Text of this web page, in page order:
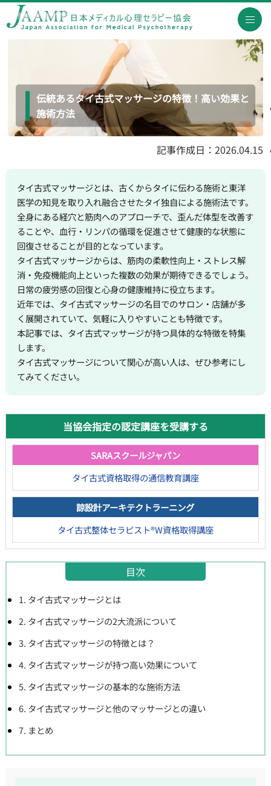
伝統あるタイ古式マッサージの特徴！高い効果と
施術方法
記事作成日：2026.04.15
タイ古式マッサージとは、古くからタイに伝わる施術と東洋
医学の知見を取り入れ融合させたタイ独自による施術法です。
全身にある経穴と筋肉へのアプローチで、歪んだ体型を改善す
ることや、血行・リンパの循環を促進させて健康的な状態に
回復させることが目的となっています。
タイ古式マッサージからは、筋肉の柔軟性向上・ストレス解
消・免疫機能向上といった複数の効果が期待できるでしょう。
日常の疲労感の回復と心身の健康維持に役立ちます。
近年では、タイ古式マッサージの名目でのサロン・店舗が多
く展開されていて、気軽に入りやすいことも特徴です。
本記事では、タイ古式マッサージが持つ具体的な特徴を特集
します。
タイ古式マッサージについて関心が高い人は、ぜひ参考にし
てみてください。
当協会指定の認定講座を受講する
SARAスクールジャパン
タイ古式資格取得の通信教育講座
諒設計アーキテクトラーニング
タイ古式整体セラピスト®W資格取得講座
目次
1. タイ古式マッサージとは
2. タイ古式マッサージの2大流派について
3. タイ古式マッサージの特徴とは？
4. タイ古式マッサージが持つ高い効果について
5. タイ古式マッサージの基本的な施術方法
6. タイ古式マッサージと他のマッサージとの違い
7. まとめ